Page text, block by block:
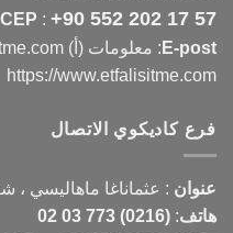
CEP : +90 552 202 17 57
E-post : معلومات (أ) etfalisitme.com
https://www.etfalisitme.com
فرع كاديكوي الاتصال
عنوان : عثماناغا ماهاليسي ،
هاتف:
(0216) 773 03 02